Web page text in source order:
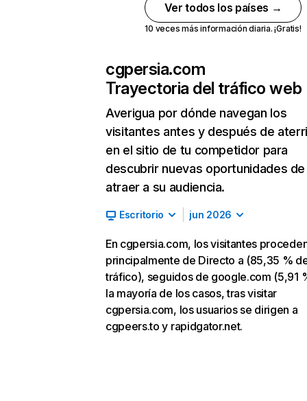
Ver todos los países →
10 veces más información diaria. ¡Gratis!
cgpersia.com
Trayectoria del tráfico web
Averigua por dónde navegan los
visitantes antes y después de
en el sitio de tu competidor para
descubrir nuevas oportunidades de
atraer a su audiencia.
Escritorio jun 2026
En cgpersia.com, los visitantes
principalmente de Directo a (85,35 %
tráfico), seguidos de google.com (5,91
la mayoría de los casos, tras visitar
cgpersia.com, los usuarios se dirigen a
cgpeers.to y rapidgator.net.